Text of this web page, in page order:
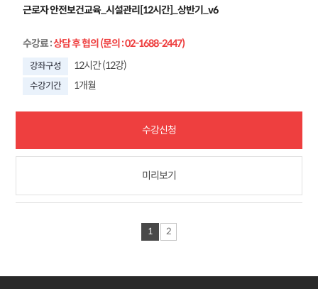
근로자 안전보건교육_시설관리[12시간]_상반기_v6
수강료:상담 후 협의 (문의 : 02-1688-2447)
강좌구성 12시간 (12강)
수강기간 1개월
수강신청
미리보기
1 2